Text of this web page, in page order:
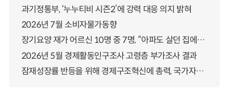
과기정통부, ‘누누티비 시즌2’에 강력 대응 의지 밝혀
2026년 7월 소비자물가동향
장기요양 재가 어르신 10명 중 7명, “아파도 살던 집에서 살겠다” 「2025년 장기요양실태조사」 결과 발표
2026년 5월 경제활동인구조사 고령층 부가조사 결과
잠재성장률 반등을 위해 경제구조혁신에 총력, 국가자산 관리체계 대전환